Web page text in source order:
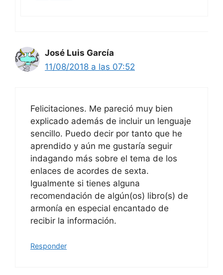
José Luis García
11/08/2018 a las 07:52
Felicitaciones. Me pareció muy bien
explicado además de incluir un lenguaje
sencillo. Puedo decir por tanto que he
aprendido y aún me gustaría seguir
indagando más sobre el tema de los
enlaces de acordes de sexta.
Igualmente si tienes alguna
recomendación de algún(os) libro(s) de
armonía en especial encantado de
recibir la información.
Responder